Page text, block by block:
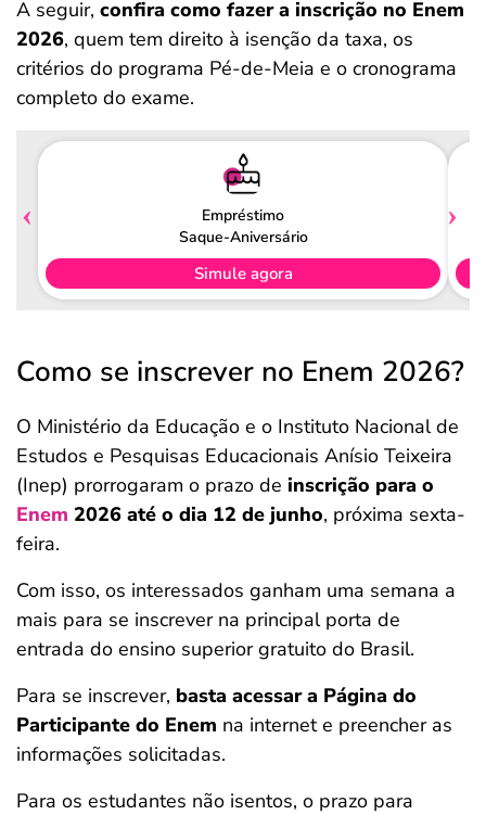
A seguir, confira como fazer a inscrição no Enem
2026, quem tem direito à isenção da taxa, os
critérios do programa Pé-de-Meia e o cronograma
completo do exame.
Empréstimo
Saque-Aniversário
Simule agora
Como se inscrever no Enem 2026?
O Ministério da Educação e o Instituto Nacional de
Estudos e Pesquisas Educacionais Anísio Teixeira
(Inep) prorrogaram o prazo de inscrição para o
Enem 2026 até o dia 12 de junho, próxima sexta-
feira.
Com isso, os interessados ganham uma semana a
mais para se inscrever na principal porta de
entrada do ensino superior gratuito do Brasil.
Para se inscrever, basta acessar a Página do
Participante do Enem na internet e preencher as
informações solicitadas.
Para os estudantes não isentos, o prazo para